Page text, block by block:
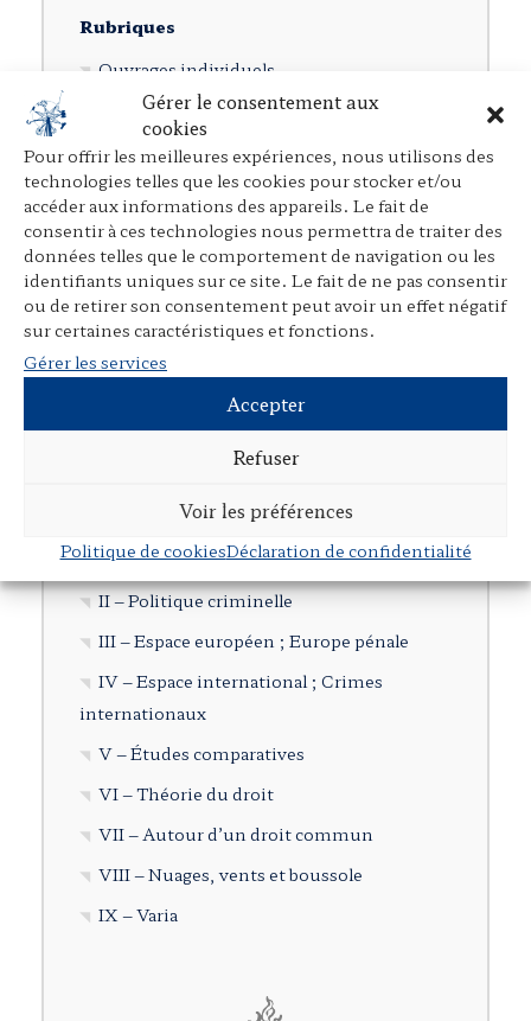
Gérer le consentement aux
cookies
Pour offrir les meilleures expériences, nous utilisons des
technologies telles que les cookies pour stocker et/ou
accéder aux informations des appareils. Le fait de
consentir à ces technologies nous permettra de traiter des
données telles que le comportement de navigation ou les
identifiants uniques sur ce site. Le fait de ne pas consentir
ou de retirer son consentement peut avoir un effet négatif
sur certaines caractéristiques et fonctions.
Gérer les services
Accepter
Refuser
Voir les préférences
Politique de cookiesDéclaration de confidentialité
Rubriques
Ouvrages individuels
Direction d’ouvrages collectifs
Participation à des ouvrages collectifs
Articles dans des revues juridiques
Avant-propos, préfaces, postfaces,
comptes rendus
Cours, colloques, conférences, tables
rondes
Tribunes et articles divers
Autres publications
Documents en langue étrangère
Cartographie
I – Droit pénal et procédure pénale
II – Politique criminelle
III – Espace européen ; Europe pénale
IV – Espace international ; Crimes
internationaux
V – Études comparatives
VI – Théorie du droit
VII – Autour d’un droit commun
VIII – Nuages, vents et boussole
IX – Varia